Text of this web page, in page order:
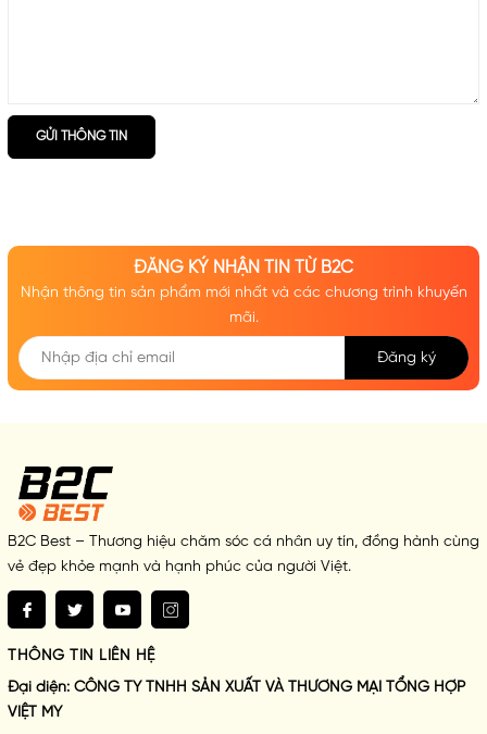
GỬI THÔNG TIN
ĐĂNG KÝ NHẬN TIN TỪ B2C
Nhận thông tin sản phẩm mới nhất và các chương trình khuyến
mãi.
Đăng ký
B2C Best – Thương hiệu chăm sóc cá nhân uy tín, đồng hành cùng
vẻ đẹp khỏe mạnh và hạnh phúc của người Việt.
THÔNG TIN LIÊN HỆ
Đại diện: CÔNG TY TNHH SẢN XUẤT VÀ THƯƠNG MẠI TỔNG HỢP
VIỆT MY